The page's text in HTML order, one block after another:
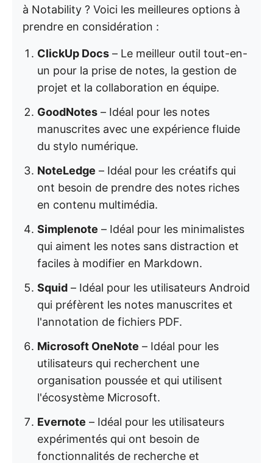
à Notability ? Voici les meilleures options à
prendre en considération :
ClickUp Docs – Le meilleur outil tout-en-
un pour la prise de notes, la gestion de
projet et la collaboration en équipe.
GoodNotes – Idéal pour les notes
manuscrites avec une expérience fluide
du stylo numérique.
NoteLedge – Idéal pour les créatifs qui
ont besoin de prendre des notes riches
en contenu multimédia.
Simplenote – Idéal pour les minimalistes
qui aiment les notes sans distraction et
faciles à modifier en Markdown.
Squid – Idéal pour les utilisateurs Android
qui préfèrent les notes manuscrites et
l'annotation de fichiers PDF.
Microsoft OneNote – Idéal pour les
utilisateurs qui recherchent une
organisation poussée et qui utilisent
l'écosystème Microsoft.
Evernote – Idéal pour les utilisateurs
expérimentés qui ont besoin de
fonctionnalités de recherche et